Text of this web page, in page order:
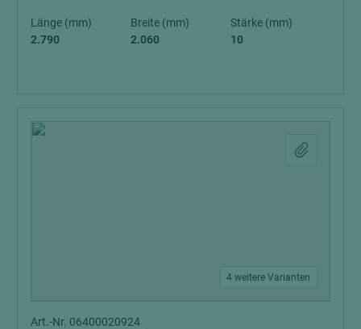
Länge (mm)
2.790
Breite (mm)
2.060
Stärke (mm)
10
4 weitere Varianten
Art.-Nr. 06400020924